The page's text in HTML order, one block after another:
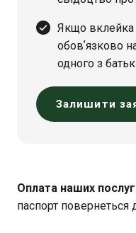
Якщо вклейка
обовʼязково
одного з
Залишити
Оплата наших послуг
паспорт повернеться